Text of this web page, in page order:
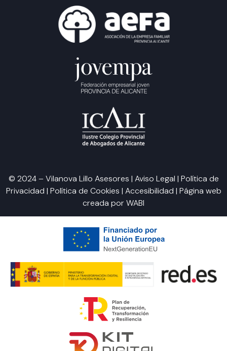
© 2024 – Vilanova Lillo Asesores | Aviso Legal | Política de
Privacidad | Política de Cookies | Accesibilidad | Página web
creada porWABI